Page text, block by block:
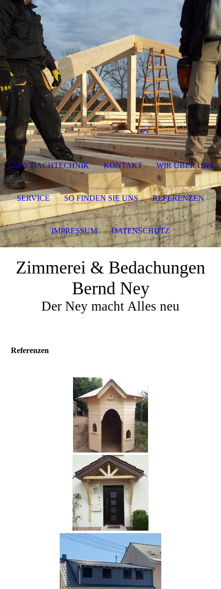
Zimmerei & Bedachungen
Bernd Ney
Der Ney macht Alles neu
Referenzen
⌂NEY DACHTECHNIK KONTAKT WIR ÜBER UNS
SERVICE SO FINDEN SIE UNS REFERENZEN
IMPRESSUM DATENSCHUTZ